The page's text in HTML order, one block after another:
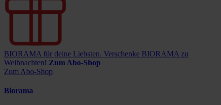
BIORAMA für deine Liebsten. Verschenke BIORAMA zu
Weihnachten! Zum Abo-Shop
Zum Abo-Shop
Biorama